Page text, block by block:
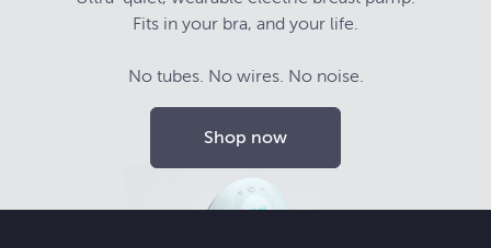
Fits in your bra, and your life.
No tubes. No wires. No noise.
Shop now